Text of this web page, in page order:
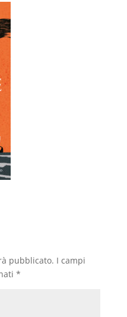
pubblicato. I campi
*